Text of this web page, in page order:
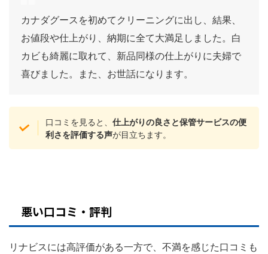
カナダグースを初めてクリーニングに出し、結果、
お値段や仕上がり、納期に全て大満足しました。白
カビも綺麗に取れて、新品同様の仕上がりに夫婦で
喜びました。また、お世話になります。
口コミを見ると、仕上がりの良さと保管サービスの便
利さを評価する声が目立ちます。
悪い口コミ・評判
リナビスには高評価がある一方で、不満を感じた口コミも